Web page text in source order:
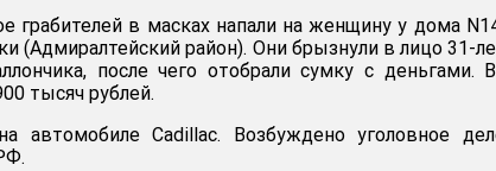
грабителей в масках напали на женщину у дома
(Адмиралтейский район). Они брызнули в лицо 31-
после чего отобрали сумку с деньгами.
тысяч рублей.
автомобиле Cadillac. Возбуждено уголовное